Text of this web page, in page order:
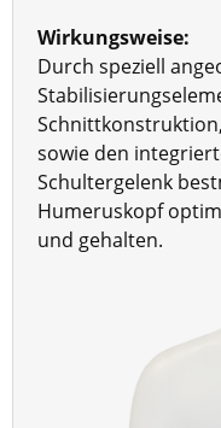
Wirkungsweise:
Durch speziell
sowie den
Schultergelenk
Humeruskopf
und gehalten.